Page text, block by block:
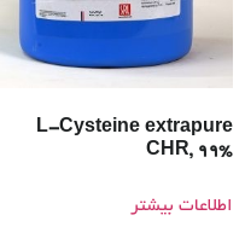
L-Cysteine extrapure
CHR, 99%
اطلاعات بیشتر